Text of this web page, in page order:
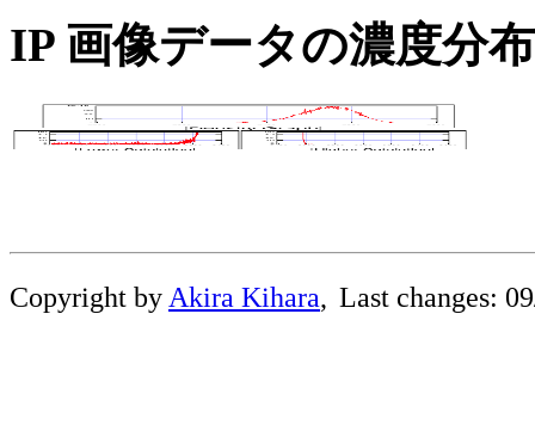
IP 画像データの濃度分
Copyright by Akira Kihara, Last changes: